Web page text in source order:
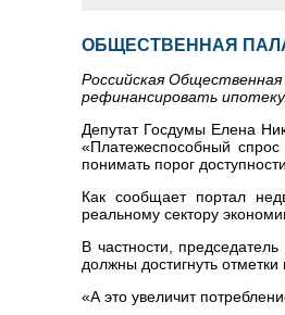
ОБЩЕСТВЕННАЯ
Российская
рефинансировать ипотеку.
Депутат Госдумы Елена
«Платежеспособный
понимать порог
Как сообщает портал
реальному сектору
В частности,
должны достигнуть
«А это увеличит